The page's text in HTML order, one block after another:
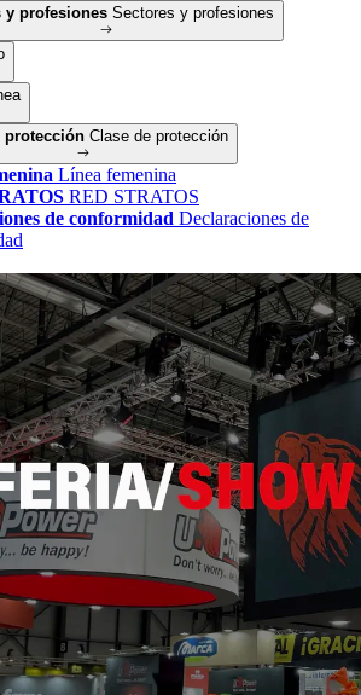
y profesiones Sectores y profesiones
protección Clase de protección
Línea femenina
RED STRATOS
de conformidad Declaraciones de